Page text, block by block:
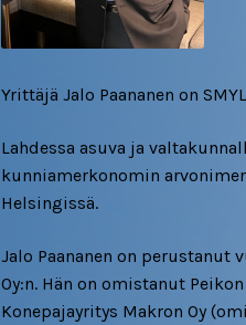
Yrittäjä Jalo Paananen on
Lahdessa asuva ja
kunniamerkonomin
Helsingissä.
Jalo Paananen on perustanut
Oy:n. Hän on omistanut
Konepajayritys Makron Oy